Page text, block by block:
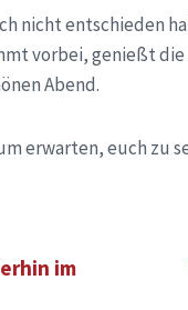
nicht entschieden
vorbei, genießt
Abend.
erwarten, euch zu
im